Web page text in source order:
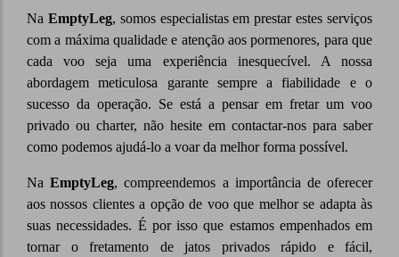
Na EmptyLeg, somos especialistas em prestar estes serviços
com a máxima qualidade e atenção aos pormenores, para que
cada voo seja uma experiência inesquecível. A nossa
abordagem meticulosa garante sempre a fiabilidade e o
sucesso da operação. Se está a pensar em fretar um voo
privado ou charter, não hesite em contactar-nos para saber
como podemos ajudá-lo a voar da melhor forma possível.
NaEmptyLeg, compreendemos a importância de oferecer
aos nossos clientes a opção de voo que melhor se adapta às
suas necessidades. É por isso que estamos empenhados em
tornar o fretamento de jatos privados rápido e fácil,